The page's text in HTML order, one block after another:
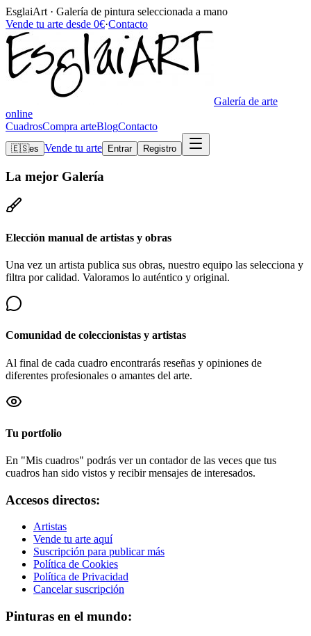
EsglaiArt · Galería de pintura seleccionada a mano
Vende tu arte desde 0€·Contacto
Galería de arte
online
CuadrosCompra arteBlogContacto
🇪🇸es Vende tu arte Entrar Registro
La mejor Galería
Elección manual de artistas y obras
Una vez un artista publica sus obras, nuestro equipo las selecciona y
filtra por calidad. Valoramos lo auténtico y original.
Comunidad de coleccionistas y artistas
Al final de cada cuadro encontrarás reseñas y opiniones de
diferentes profesionales o amantes del arte.
Tu portfolio
En "Mis cuadros" podrás ver un contador de las veces que tus
cuadros han sido vistos y recibir mensajes de interesados.
Accesos directos:
Artistas
Vende tu arte aquí
Suscripción para publicar más
Política de Cookies
Política de Privacidad
Cancelar suscripción
Pinturas en el mundo: